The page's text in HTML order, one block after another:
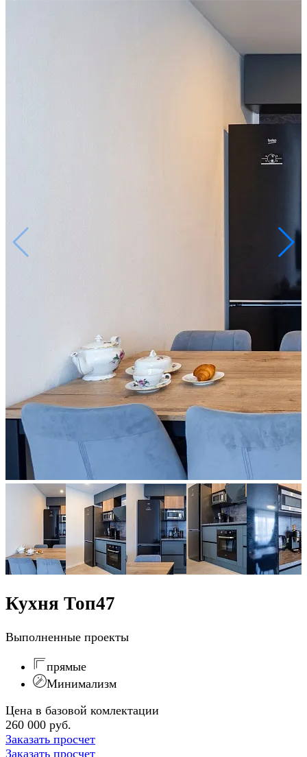
Кухня Топ47
Выполненные проекты
прямые
Минимализм
Цена в базовой комлектации
260 000 руб.
Заказать просчет
Заказать просчет